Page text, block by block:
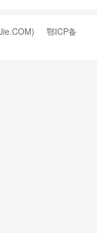
鄂ICP备